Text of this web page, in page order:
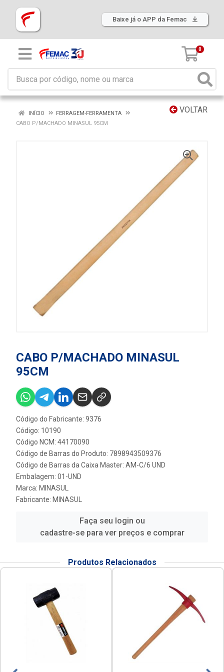
Baixe já o APP da Femac
0
VOLTAR
INÍCIO
FERRAGEM-FERRAMENTA
CABO P/MACHADO MINASUL 95CM
CABO P/MACHADO MINASUL
95CM
Código do Fabricante: 9376
Código: 10190
Código NCM: 44170090
Código de Barras do Produto: 7898943509376
Código de Barras da Caixa Master: AM-C/6 UND
Embalagem: 01-UND
Marca: MINASUL
Fabricante: MINASUL
Faça seu login ou
cadastre-se para ver preços e comprar
Produtos Relacionados